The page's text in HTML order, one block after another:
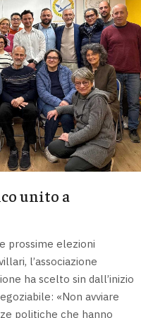
unito a
prossime elezioni
l’associazione
ha scelto sin dall’inizio
«Non avviare
politiche che hanno